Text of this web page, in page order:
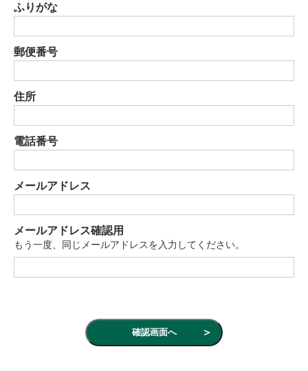
ふりがな
郵便番号
住所
電話番号
メールアドレス
メールアドレス確認用
もう一度、同じメールアドレスを入力してください。